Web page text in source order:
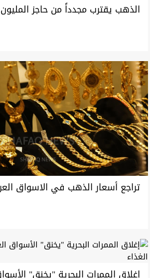
الذهب يقترب مجدداً من حاجز
تراجع أسعار الذهب في الاسواق
إغلاق الممرات البحرية "يخنق"